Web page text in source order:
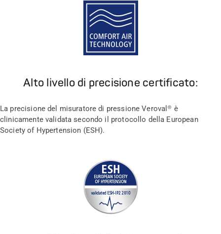
Alto livello di precisione certificato:
La precisione del misuratore di pressione Veroval® è
clinicamente validata secondo il protocollo della European
Society of Hypertension (ESH).